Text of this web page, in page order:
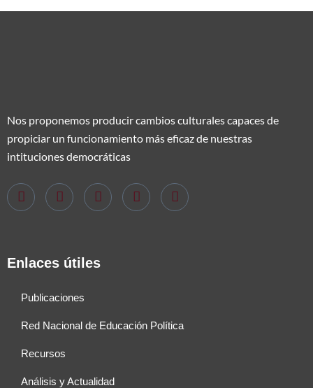
Nos proponemos producir cambios culturales capaces de
propiciar un funcionamiento más eficaz de nuestras
intituciones democráticas
Enlaces útiles
Publicaciones
Red Nacional de Educación Política
Recursos
Análisis y Actualidad